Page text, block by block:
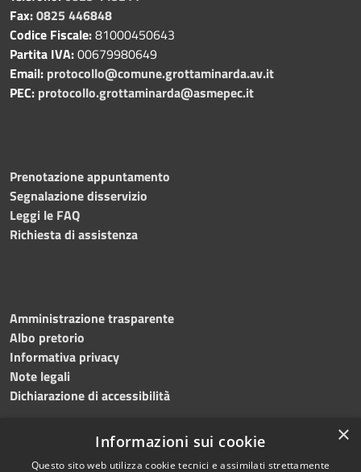
Fax:0825 446848
Codice Fiscale:81000450643
Partita IVA:00679980649
Email: protocollo@comune.grottaminarda.av.it
PEC: protocollo.grottaminarda@asmepec.it
Prenotazione appuntamento
Segnalazione disservizio
Leggi le FAQ
Richiesta di assistenza
Amministrazione trasparente
Albo pretorio
Informativa privacy
Note legali
Dichiarazione di accessibilità
×
Informazioni sui cookie
Questo sito web utilizza cookie tecnici e assimilati strettamente